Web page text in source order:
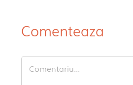
Comenteaza
Comment